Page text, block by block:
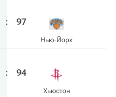
: 97
Нью-Йорк
: 94
Хьюстон